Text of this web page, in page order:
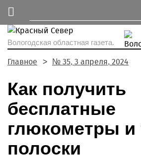
Вологодская областная газета.
Главное № 35, 3 апреля, 2024
Как получить
бесплатные
глюкометры и
полоски